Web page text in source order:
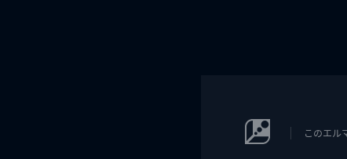
このエル